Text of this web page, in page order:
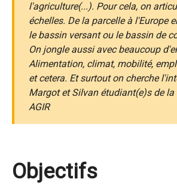
l'agriculture(...). Pour cela, on
échelles. De la parcelle à l'Europe
le bassin versant ou le bassin de
On jongle aussi avec beaucoup
Alimentation, climat, mobilité,
et cetera. Et surtout on cherche
Margot et Silvan étudiant(e)s de
AGIR
Objectifs